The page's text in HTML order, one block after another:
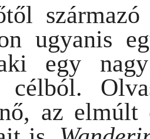
ugyanis
egy
célból.
az elmúlt